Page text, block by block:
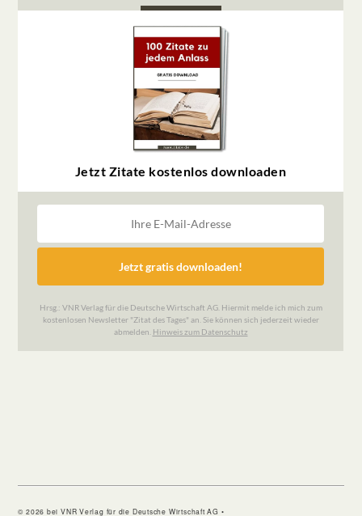
© 2026 bei VNR Verlag für die Deutsche Wirtschaft AG •